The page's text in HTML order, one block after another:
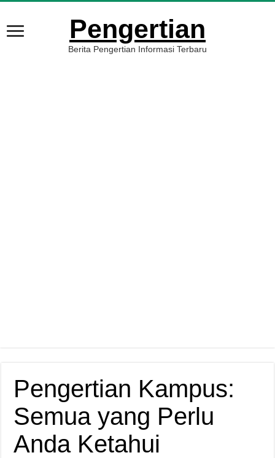
Pengertian
Berita Pengertian Informasi Terbaru
Pengertian Kampus:
Semua yang Perlu
Anda Ketahui